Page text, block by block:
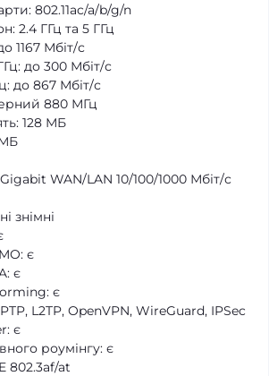
802.11ac/a/b/g/n
2.4 ГГц та 5 ГГц
1167 Мбіт/с
до 300 Мбіт/с
до 867 Мбіт/с
880 МГц
128 МБ
WAN/LAN 10/100/1000 Мбіт/с
знімні
є
є
є
L2TP, OpenVPN, WireGuard, IPSec
є
роумінгу: є
802.3af/at